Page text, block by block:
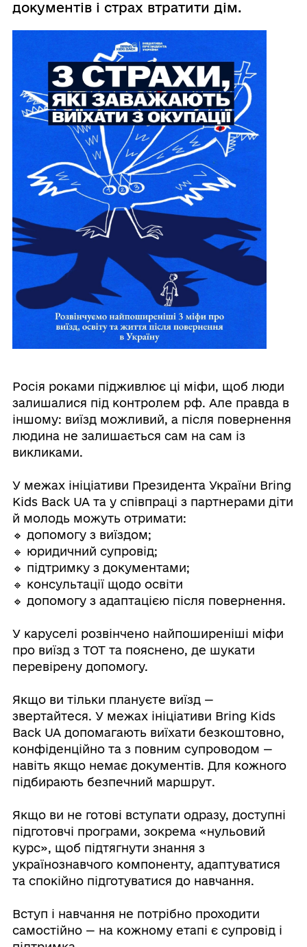
документів і страх втратити дім.
Росія роками підживлює ці міфи, щоб люди
залишалися під контролем рф. Але правда в
іншому: виїзд можливий, а після повернення
людина не залишається сам на сам із
викликами.
У межах ініціативи Президента України Bring
Kids Back UA та у співпраці з партнерами діти
й молодь можуть отримати:
🔹 допомогу з виїздом;
🔹 юридичний супровід;
🔹 підтримку з документами;
🔹 консультації щодо освіти
🔹 допомогу з адаптацією після повернення.
У каруселі розвінчено найпоширеніші міфи
про виїзд з ТОТ та пояснено, де шукати
перевірену допомогу.
Якщо ви тільки плануєте виїзд —
звертайтеся. У межах ініціативи Bring Kids
Back UA допомагають виїхати безкоштовно,
конфіденційно та з повним супроводом —
навіть якщо немає документів. Для кожного
підбирають безпечний маршрут.
Якщо ви не готові вступати одразу, доступні
підготовчі програми, зокрема «нульовий
курс», щоб підтягнути знання з
українознавчого компоненту, адаптуватися
та спокійно підготуватися до навчання.
Вступ і навчання не потрібно проходити
самостійно — на кожному етапі є супровід і